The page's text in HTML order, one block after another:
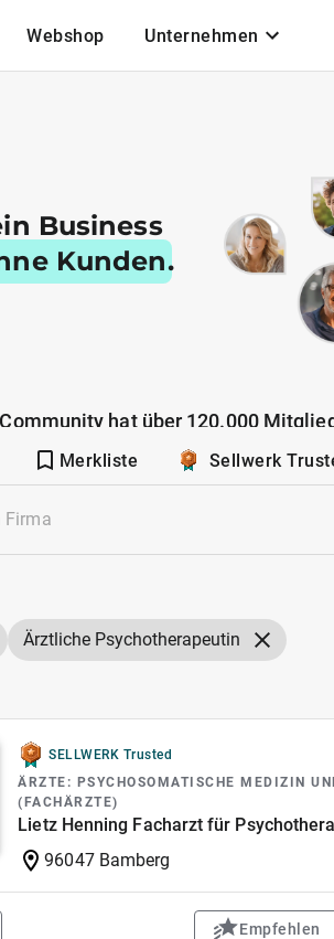
Webshop Unternehmen
Business
Kunden.
Community hat über 120.000
Merkliste Sellwerk
Ärztliche Psychotherapeutin
SELLWERK Trusted
ÄRZTE: PSYCHOSOMATISCHE MEDIZIN
(FACHÄRZTE)
Lietz Henning Facharzt für
96047 Bamberg
Empfehlen